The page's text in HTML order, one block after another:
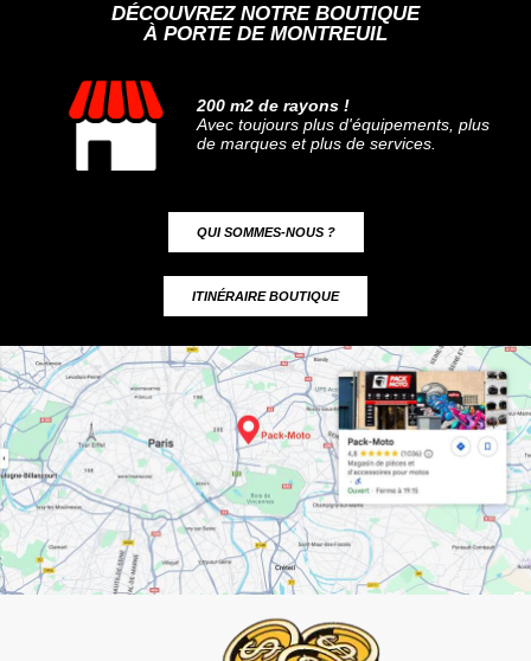
DÉCOUVREZ NOTRE BOUTIQUE
À PORTE DE MONTREUIL
200 m2 de rayons !
Avec toujours plus d'équipements, plus
de marques et plus de services.
QUI SOMMES-NOUS ?
ITINÉRAIRE BOUTIQUE